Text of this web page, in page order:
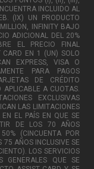
INCLUIDO AL
(IX) UN PRODUCTO
INFINITY BAJO
ADICIONAL DEL 20%
EL PRECIO FINAL
CARD EN 1 (UN) SOLO
EXPRESS, VISA O
PARA PAGOS
DE CRÉDITO
APLICABLE A CUOTAS.
EXCLUSIVAS
LAS LIMITACIONES
EL PAÍS EN QUE SE
DE LOS 70 AÑOS
(CINCUENTA POR
75 AÑOS INCLUSIVE SE
LOS SERVICIOS
GENERALES QUE SE